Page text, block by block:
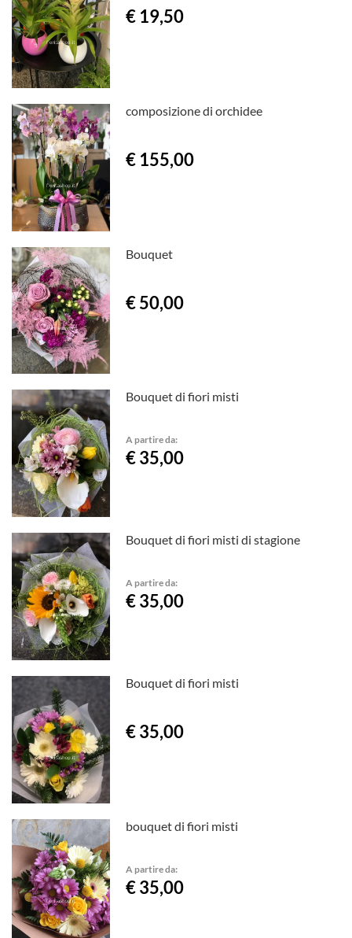
€ 19,50
composizione di orchidee
€ 155,00
Bouquet
€ 50,00
Bouquet di fiori misti
A partire da:
€ 35,00
Bouquet di fiori misti di stagione
A partire da:
€ 35,00
Bouquet di fiori misti
€ 35,00
bouquet di fiori misti
A partire da:
€ 35,00